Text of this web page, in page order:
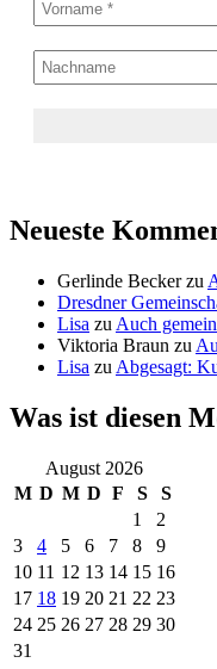
Neueste
Gerlinde Beckerzu
Dresdner
Lisa zu Auch
Viktoria Braun zu
Lisa zu Abgesagt:
Was ist diesen
August 2026
M D M D F S
S
1
2
3
4 5 6 7 8
9
10 11 12 13 14 15 16
17 18 19 20 21 22 23
24 25 26 27 28 29 30
31